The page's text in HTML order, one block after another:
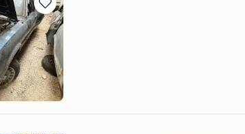
Bewaren
in
Mijn
Favorieten